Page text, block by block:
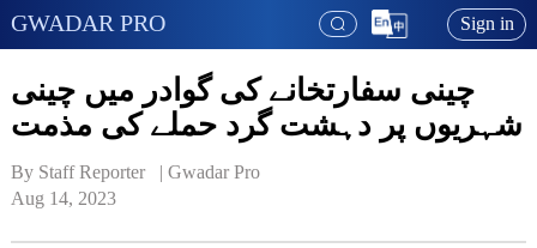
GWADAR PRO Sign in
چینی سفارتخانے کی گوادر میں چینی
شہریوں پر دہشت گرد حملے کی مذمت
By Staff Reporter   | Gwadar Pro
Aug 14, 2023